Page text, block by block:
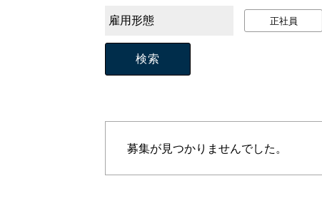
社員とワークスタイル
雇用形態 正社員
募集が見つかりませんでした。